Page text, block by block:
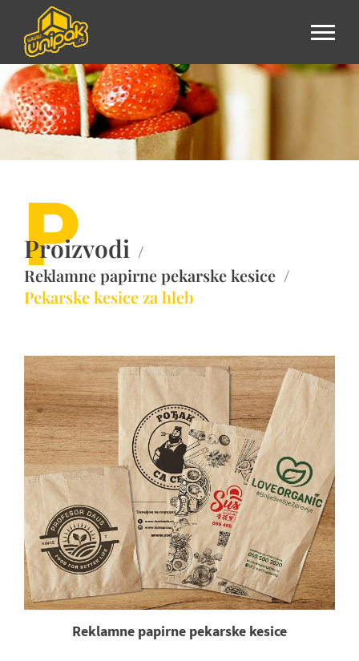
content
P
Proizvodi /
Reklamne papirne pekarske kesice /
Pekarske kesice za hleb
Reklamne papirne pekarske kesice